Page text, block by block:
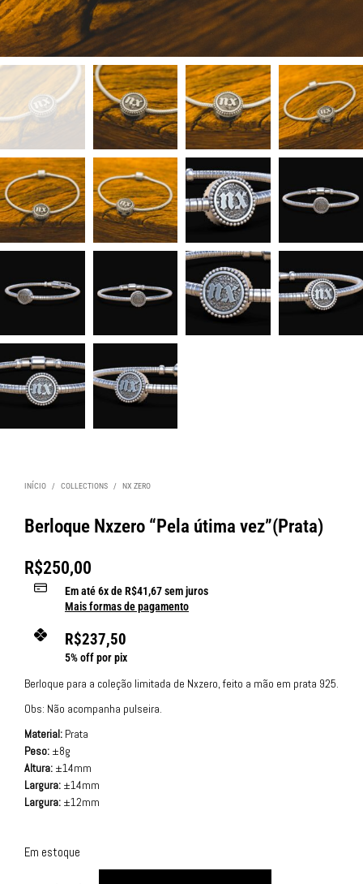
INÍCIO / COLLECTIONS / NX ZERO
Berloque Nxzero “Pela útima vez”(Prata)
R$250,00
Em até6x deR$41,67sem juros
Mais formas de pagamento
R$237,50
5% off por pix
Berloque para a coleção limitada de Nxzero, feito a mão em prata 925.
Obs: Não acompanha pulseira.
Material: Prata
Peso: ±8g
Altura: ±14mm
Largura: ±14mm
Largura: ±12mm
Em estoque